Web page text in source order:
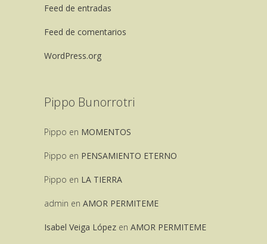
Feed de entradas
Feed de comentarios
WordPress.org
Pippo Bunorrotri
Pippo en MOMENTOS
Pippo en PENSAMIENTO ETERNO
Pippo en LA TIERRA
admin en AMOR PERMITEME
Isabel Veiga López en AMOR PERMITEME